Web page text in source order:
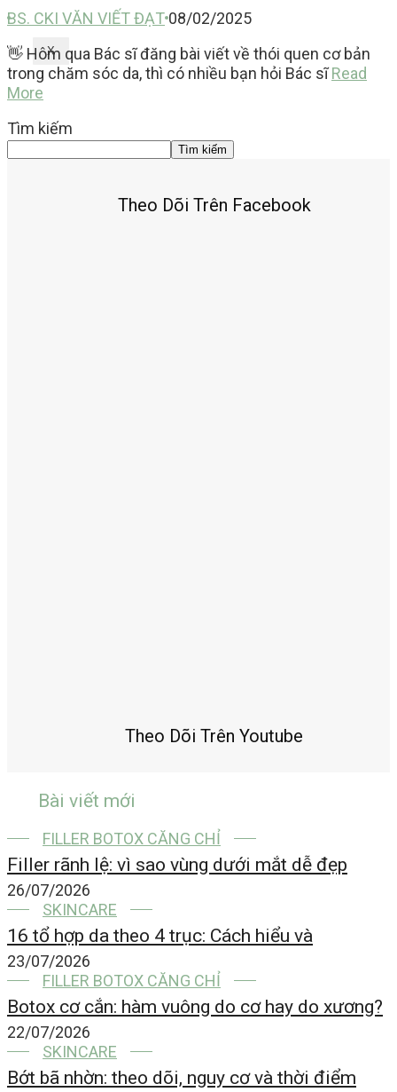
X
BS. CKI VĂN VIẾT ĐẠT 08/02/2025
👋 Hôm qua Bác sĩ đăng bài viết về thói quen cơ bản
trong chăm sóc da, thì có nhiều bạn hỏi Bác sĩRead
More
Tìm kiếm
Tìm kiếm
Theo Dõi Trên Facebook
Theo Dõi Trên Youtube
Bài viết mới
FILLER BOTOX CĂNG CHỈ
Filler rãnh lệ: vì sao vùng dưới mắt dễ đẹp
26/07/2026
SKINCARE
16 tổ hợp da theo 4 trục: Cách hiểu và
23/07/2026
FILLER BOTOX CĂNG CHỈ
Botox cơ cắn: hàm vuông do cơ hay do xương?
22/07/2026
SKINCARE
Bớt bã nhờn: theo dõi, nguy cơ và thời điểm